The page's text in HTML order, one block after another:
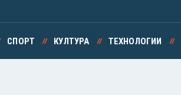
СПОРТ КУЛТУРА ТЕХНОЛОГИИ